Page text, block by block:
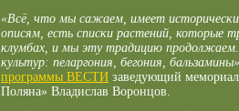
«​Всё, что мы сажаем, имеет
описям, есть списки растений, которые
клумбах, и мы эту традицию продолжаем.
культур: пеларгония, бегония, бальзамины»
программы ВЕСТИ заведующий
Поляна» Владислав Воронцов.